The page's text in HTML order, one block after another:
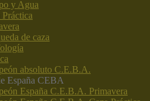
y Agua
Práctica
de caza
absoluto C.E.B.A.
España CEBA
España C.E.B.A. Primavera